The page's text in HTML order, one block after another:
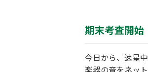
期末考査開始
今日から、速星
楽器の音をネッ